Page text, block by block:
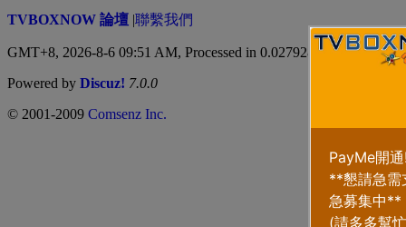
TVBOXNOW 論壇 |聯繫我們
GMT+8, 2026-8-6 09:51 AM, Processed in 0.027928 second(s), 4
Powered by Discuz! 7.0.0
© 2001-2009 Comsenz Inc.